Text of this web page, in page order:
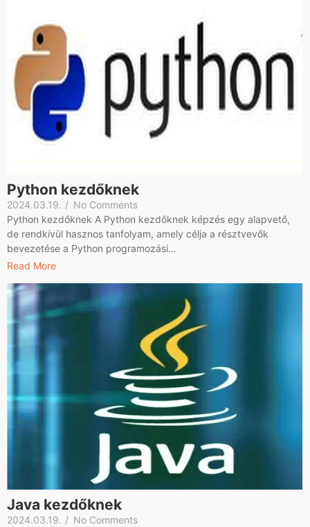
Python kezdőknek
2024.03.19. / No Comments
Python kezdőknek A Python kezdőknek képzés egy alapvető,
de rendkívül hasznos tanfolyam, amely célja a résztvevők
bevezetése a Python programozási…
Read More
Java kezdőknek
2024.03.19. / No Comments